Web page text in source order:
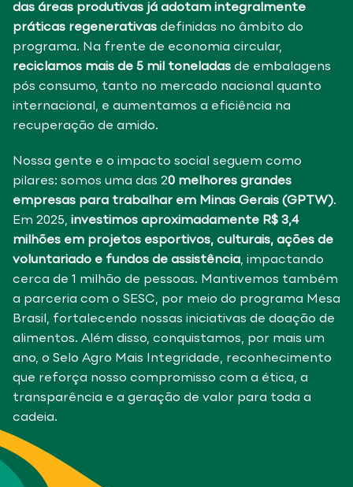
das áreas produtivas já adotam integralmente
práticas regenerativas definidas no âmbito do
programa. Na frente de economia circular,
reciclamos mais de 5 mil toneladas de embalagens
pós consumo, tanto no mercado nacional quanto
internacional, e aumentamos a eficiência na
recuperação de amido.
Nossa gente e o impacto social seguem como
pilares: somos uma das 20 melhores grandes
empresas para trabalhar em Minas Gerais (GPTW).
Em 2025, investimos aproximadamente R$ 3,4
milhões em projetos esportivos, culturais, ações de
voluntariado e fundos de assistência, impactando
cerca de 1 milhão de pessoas. Mantivemos também
a parceria com o SESC, por meio do programa Mesa
Brasil, fortalecendo nossas iniciativas de doação de
alimentos. Além disso, conquistamos, por mais um
ano, o Selo Agro Mais Integridade, reconhecimento
que reforça nosso compromisso com a ética, a
transparência e a geração de valor para toda a
cadeia.